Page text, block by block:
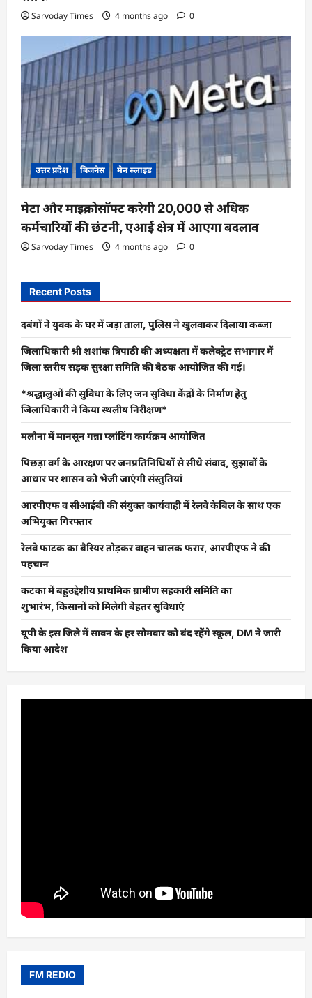
Sarvoday Times 4 months ago 0
उत्तर प्रदेश बिजनेस मेन स्लाइड
मेटा और माइक्रोसॉफ्ट करेगी 20,000 से अधिक
कर्मचारियों की छंटनी, एआई क्षेत्र में आएगा बदलाव
Sarvoday Times 4 months ago 0
Recent Posts
दबंगों ने युवक के घर में जड़ा ताला, पुलिस ने खुलवाकर दिलाया कब्जा
जिलाधिकारी श्री शशांक त्रिपाठी की अध्यक्षता में कलेक्ट्रेट सभागार में
जिला स्तरीय सड़क सुरक्षा समिति की बैठक आयोजित की गई।
*श्रद्धालुओं की सुविधा के लिए जन सुविधा केंद्रों के निर्माण हेतु
जिलाधिकारी ने किया स्थलीय निरीक्षण*
मलौना में मानसून गन्ना प्लांटिंग कार्यक्रम आयोजित
पिछड़ा वर्ग के आरक्षण पर जनप्रतिनिधियों से सीधे संवाद, सुझावों के
आधार पर शासन को भेजी जाएंगी संस्तुतियां
आरपीएफ व सीआईबी की संयुक्त कार्यवाही में रेलवे केबिल के साथ एक
अभियुक्त गिरफ्तार
रेलवे फाटक का बैरियर तोड़कर वाहन चालक फरार, आरपीएफ ने की
पहचान
कटका में बहुउद्देशीय प्राथमिक ग्रामीण सहकारी समिति का
शुभारंभ, किसानों को मिलेगी बेहतर सुविधाएं
यूपी के इस जिले में सावन के हर सोमवार को बंद रहेंगे स्कूल, DM ने जारी
किया आदेश
FM REDIO